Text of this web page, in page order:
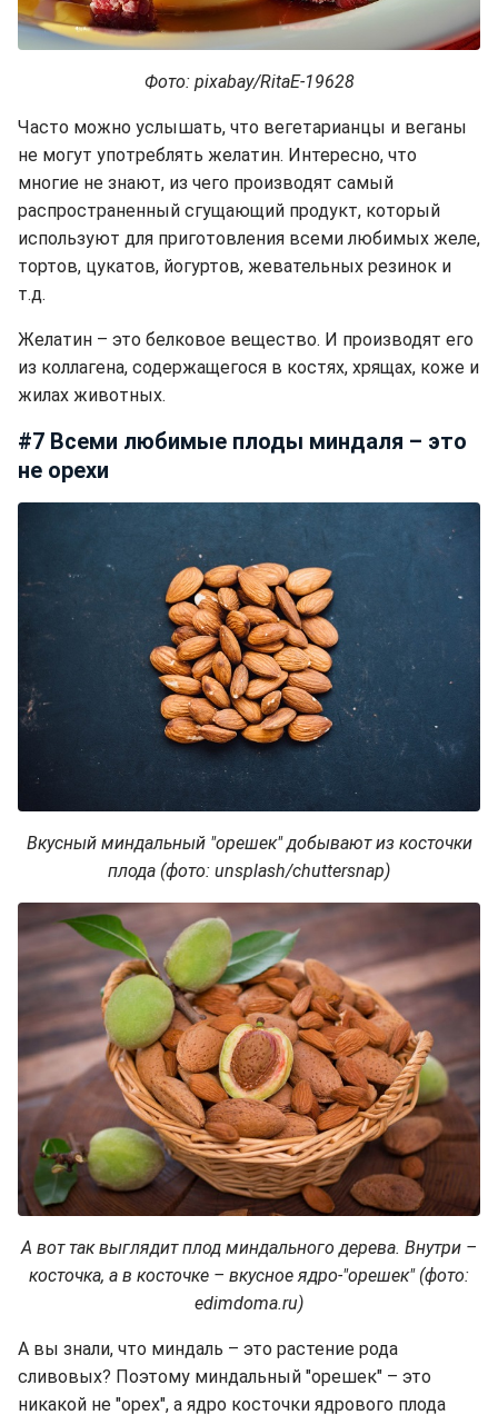
Фото: pixabay/RitaE-19628
Часто можно услышать, что вегетарианцы и веганы
не могут употреблять желатин. Интересно, что
многие не знают, из чего производят самый
распространенный сгущающий продукт, который
используют для приготовления всеми любимых желе,
тортов, цукатов, йогуртов, жевательных резинок и
т.д.
Желатин – это белковое вещество. И производят его
из коллагена, содержащегося в костях, хрящах, коже и
жилах животных.
#7 Всеми любимые плоды миндаля – это
не орехи
Вкусный миндальный "орешек" добывают из косточки
плода (фото: unsplash/chuttersnap)
А вот так выглядит плод миндального дерева. Внутри –
косточка, а в косточке – вкусное ядро-"орешек" (фото:
edimdoma.ru)
А вы знали, что миндаль – это растение рода
сливовых? Поэтому миндальный "орешек" – это
никакой не "орех", а ядро косточки ядрового плода